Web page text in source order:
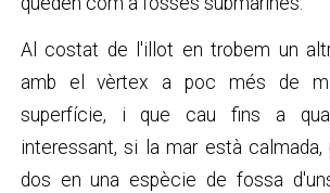
Al costat de l'illot en trobem un
amb el vèrtex a poc més de
superfície, i que cau fins a
interessant, si la mar està calmada,
dos en una espècie de fossa